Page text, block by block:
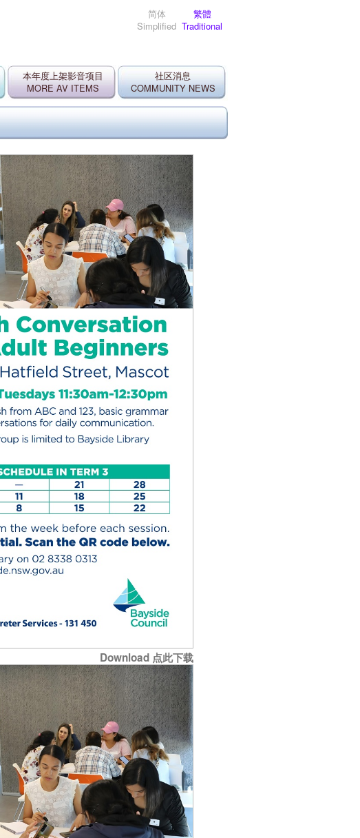
繁體
Traditional
简体
Simplified
本年度上架影音项目
MORE AV ITEMS
社区消息
COMMUNITY NEWS
Download 点此下载